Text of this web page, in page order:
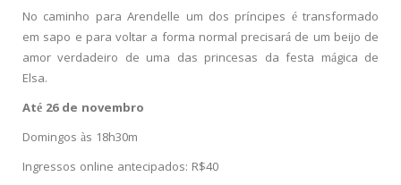
No caminho para Arendelle um dos príncipes é transformado
em sapo e para voltar a forma normal precisará de um beijo de
amor verdadeiro de uma das princesas da festa mágica de
Elsa.
Até 26 de novembro
Domingos às 18h30m
Ingressos online antecipados: R$40